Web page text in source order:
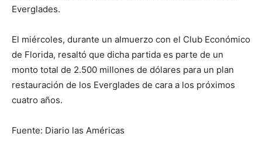
Everglades.
El miércoles, durante un almuerzo con el Club Económico
de Florida, resaltó que dicha partida es parte de un
monto total de 2.500 millones de dólares para un plan
restauración de los Everglades de cara a los próximos
cuatro años.
Fuente: Diario las Américas